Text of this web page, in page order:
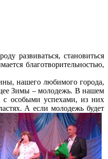
развиваться, становиться
благотворительностью,
нашего любимого города,
Зимы – молодежь. В нашем
с особыми успехами, из них
А если молодежь будет